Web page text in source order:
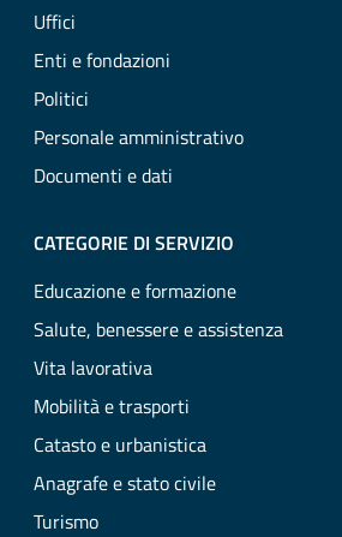
Uffici
Enti e fondazioni
Politici
Personale amministrativo
Documenti e dati
CATEGORIE DI SERVIZIO
Educazione e formazione
Salute, benessere e assistenza
Vita lavorativa
Mobilità e trasporti
Catasto e urbanistica
Anagrafe e stato civile
Turismo